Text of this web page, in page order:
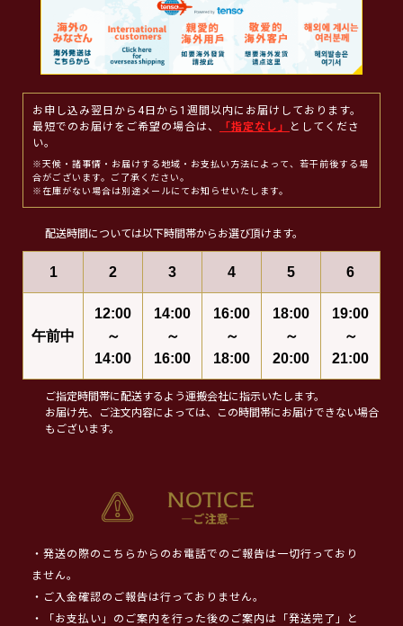
お申し込み翌日から4日から1週間以内にお届けしております。
最短でのお届けをご希望の場合は、
「指定なし」
としてくださ
い。
※天候・諸事情・お届けする地域・お支払い方法によって、若干前後する場
合がございます。ご了承ください。
※在庫がない場合は別途メールにてお知らせいたします。
配送時間については以下時間帯からお選び頂けます。
1 2 3 4 5 6
午前中
12:00
～
14:00
14:00
～
16:00
16:00
～
18:00
18:00
～
20:00
19:00
～
21:00
ご指定時間帯に配送するよう運搬会社に指示いたします。
お届け先、ご注文内容によっては、この時間帯にお届けできない場合
もございます。
・発送の際のこちらからのお電話でのご報告は一切行っており
ません。
・ご入金確認のご報告は行っておりません。
・「お支払い」のご案内を行った後のご案内は「発送完了」と